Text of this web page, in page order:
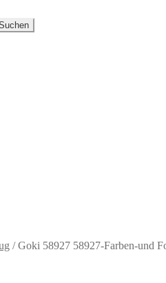
/Goki 58927 58927-Farben-und